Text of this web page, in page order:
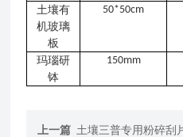
土壤有
机玻璃
板
50*50cm
玛瑙研
钵
150mm
上一篇 土壤三普专用粉碎刮